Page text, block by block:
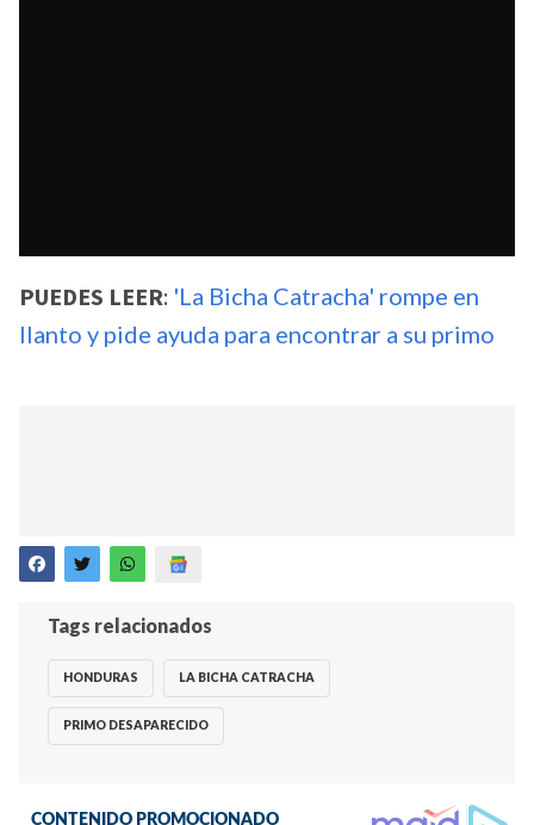
PUEDES LEER: 'La Bicha Catracha' rompe en
llanto y pide ayuda para encontrar a su primo
Tags relacionados
HONDURAS LA BICHA CATRACHA
PRIMO DESAPARECIDO